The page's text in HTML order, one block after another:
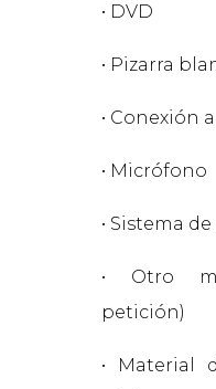
• DVD
• Pizarra
• Conexión
• Micrófono
• Sistema
• Otro
petición)
• Material